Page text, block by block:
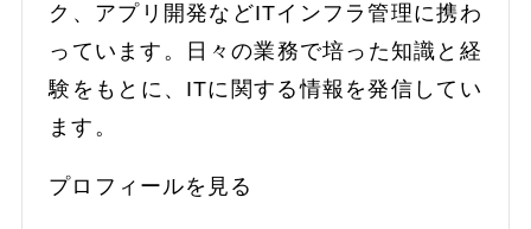
ク、アプリ開発などITインフラ管理に携わ
っています。日々の業務で培った知識と経
験をもとに、ITに関する情報を発信してい
ます。
プロフィールを見る